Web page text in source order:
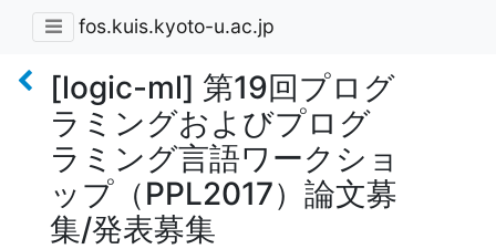
fos.kuis.kyoto-u.ac.jp
[logic-ml] 第19回プログ
ラミングおよびプログ
ラミング言語ワークショ
ップ（PPL2017）論文募
集/発表募集